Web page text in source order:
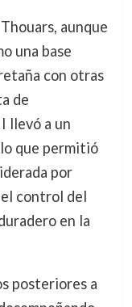
aunque
una base
con otras
de
llevó a un
que permitió
por
control del
en la
posteriores a